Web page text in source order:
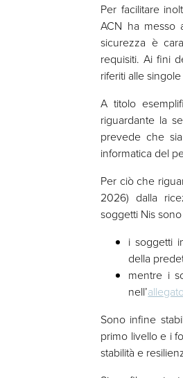
Per facilitare
ACN ha messo
sicurezza è
requisiti. Ai fini
riferiti alle
A titolo
riguardante la
prevede che
informatica del
Per ciò che
2026) dalla
soggetti Nis
i soggetti
della
mentre i
nell’
Sono infine
primo livello e i
stabilità e